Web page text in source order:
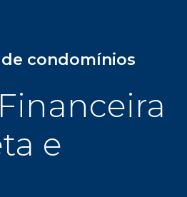
e
e personalizada, cliente
para uma
com tranquilidade e
completa e digital,
assessoria ativa e muitos